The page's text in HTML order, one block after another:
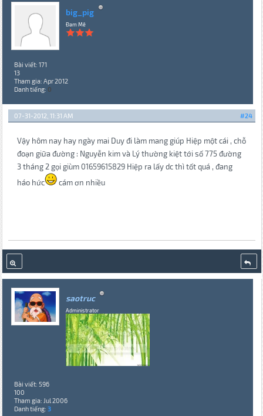
big_pig
Đam Mê
Bài viết: 171
13
Tham gia: Apr 2012
Danh tiếng: 0
#24
07-31-2012, 11:31 AM
Vậy hôm nay hay ngày mai Duy đi làm mang giúp Hiệp một cái , chỗ
đoạn giữa đường : Nguyễn kim và Lý thường kiệt tới số 775 đường
3 tháng 2 gọi giùm 01659615829 Hiệp ra lấy dc thì tốt quá , đang
háo hức
cám ơn nhiều
saotruc
Administrator
Bài viết: 596
100
Tham gia: Jul 2006
Danh tiếng: 3